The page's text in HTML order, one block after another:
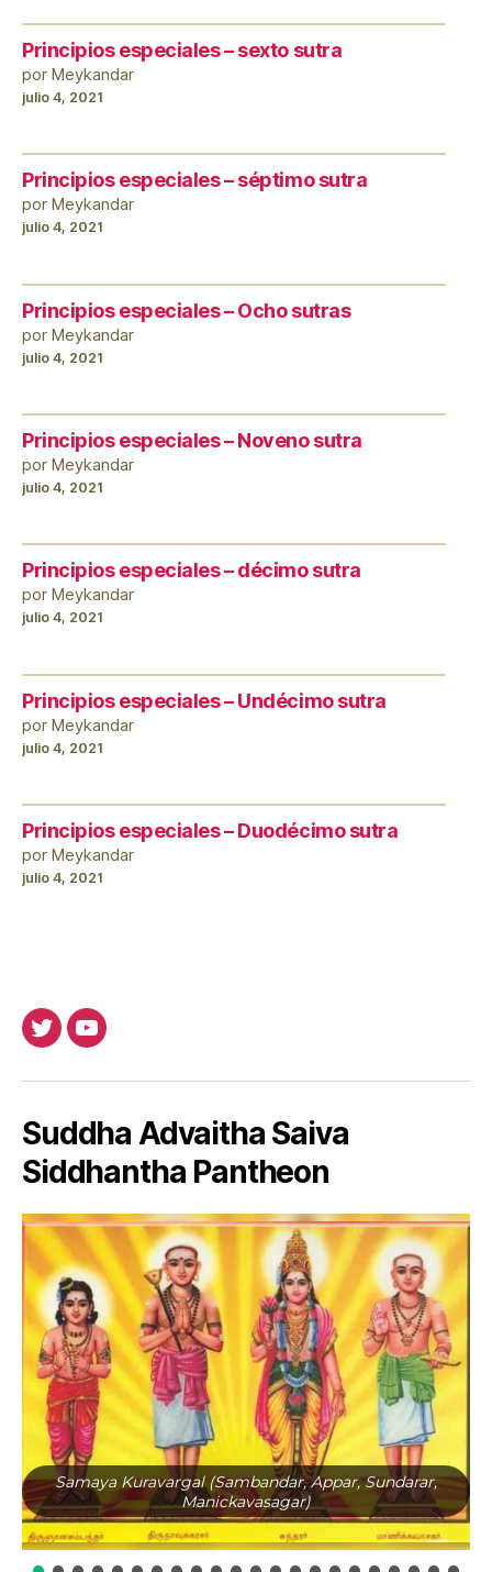
Principios especiales – sexto sutra
por Meykandar
julio 4, 2021
Principios especiales – séptimo sutra
por Meykandar
julio 4, 2021
Principios especiales – Ocho sutras
por Meykandar
julio 4, 2021
Principios especiales – Noveno sutra
por Meykandar
julio 4, 2021
Principios especiales – décimo sutra
por Meykandar
julio 4, 2021
Principios especiales – Undécimo sutra
por Meykandar
julio 4, 2021
Principios especiales – Duodécimo sutra
por Meykandar
julio 4, 2021
TwitterYoutube
Suddha Advaitha Saiva
Siddhantha Pantheon
Samaya Kuravargal (Sambandar, Appar, Sundarar,
Manickavasagar)